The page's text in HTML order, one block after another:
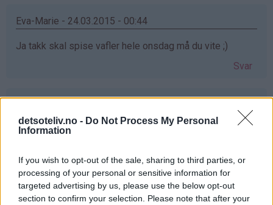
detsoteliv.no - Do Not Process My Personal
Information
If you wish to opt-out of the sale, sharing to third parties, or
processing of your personal or sensitive information for
targeted advertising by us, please use the below opt-out
section to confirm your selection. Please note that after your
bekreftet)
Eva-Marie - 24.03.2015 - 00:44
Ja takk skal spise vafler hele onsdag må du vite ;)
Svar
jaatakk
Liv Håland - 24.03.2015 - 00:45